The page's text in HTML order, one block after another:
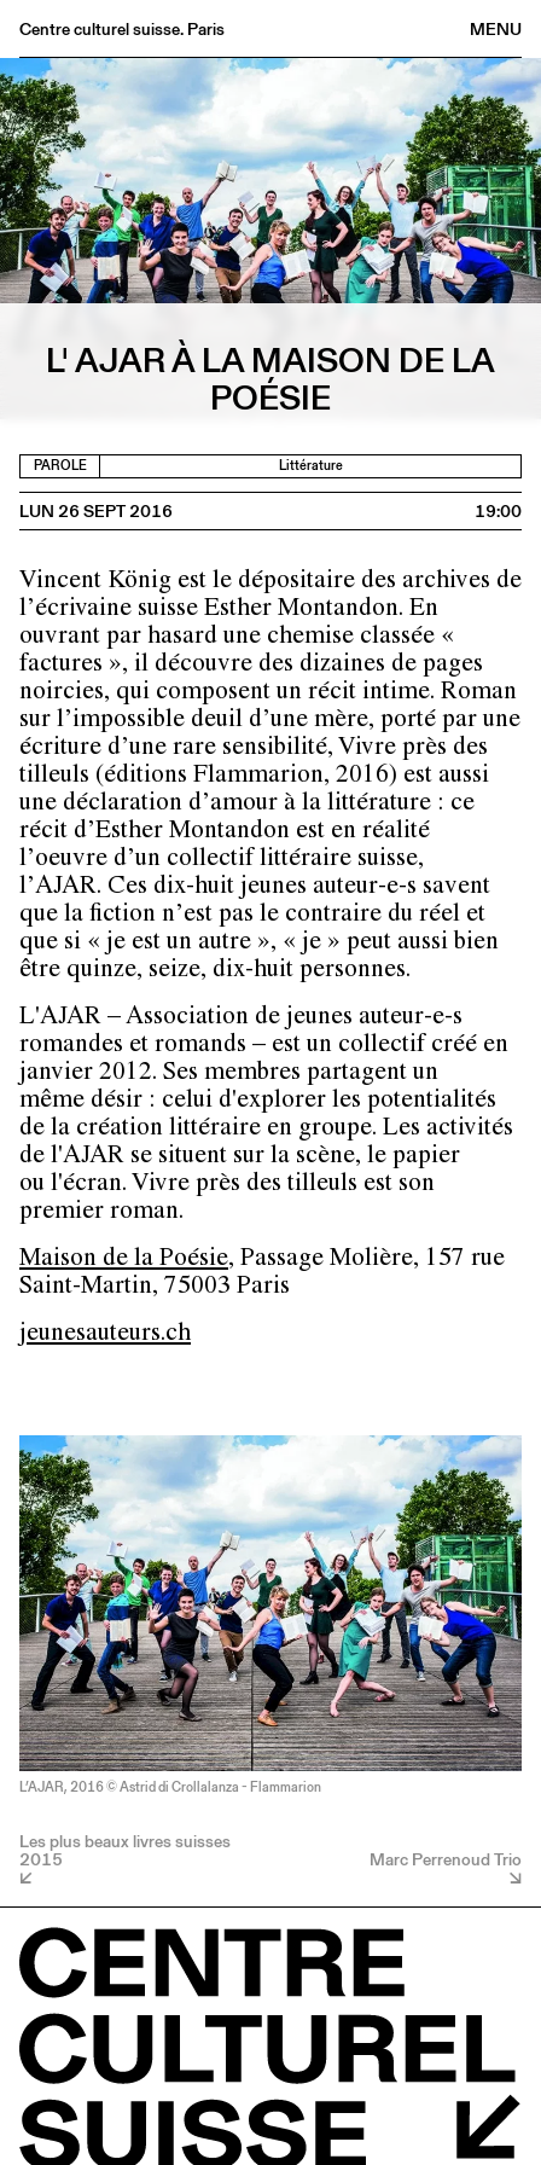
MENU
Centre culturel suisse. Paris
Agenda
Librairie
Buvette
Archives
Médiathèque
Éditions
Informations
/ EN
L' AJAR À LA MAISON DE LA
POÉSIE
PAROLE Littérature
LUN 26 SEPT 2016 19:00
Vincent König est le dépositaire des archives de
l’écrivaine suisse Esther Montandon. En
ouvrant par hasard une chemise classée «
factures », il découvre des dizaines de pages
noircies, qui composent un récit intime. Roman
sur l’impossible deuil d’une mère, porté par une
écriture d’une rare sensibilité, Vivre près des
tilleuls (éditions Flammarion, 2016) est aussi
une déclaration d’amour à la littérature : ce
récit d’Esther Montandon est en réalité
l’oeuvre d’un collectif littéraire suisse,
l’AJAR. Ces dix-huit jeunes auteur-e-s savent
que la fiction n’est pas le contraire du réel et
que si « je est un autre », « je » peut aussi bien
être quinze, seize, dix-huit personnes.
L'AJAR – Association de jeunes auteur-e-s
romandes et romands – est un collectif créé en
janvier 2012. Ses membres partagent un
même désir : celui d'explorer les potentialités
de la création littéraire en groupe. Les activités
de l'AJAR se situent sur la scène, le papier
ou l'écran. Vivre près des tilleuls est son
premier roman.
Maison de la Poésie, Passage Molière, 157 rue
Saint-Martin, 75003 Paris
jeunesauteurs.ch
L’AJAR, 2016 © Astrid di Crollalanza - Flammarion
Les plus beaux livres suisses
2015 Marc Perrenoud Trio